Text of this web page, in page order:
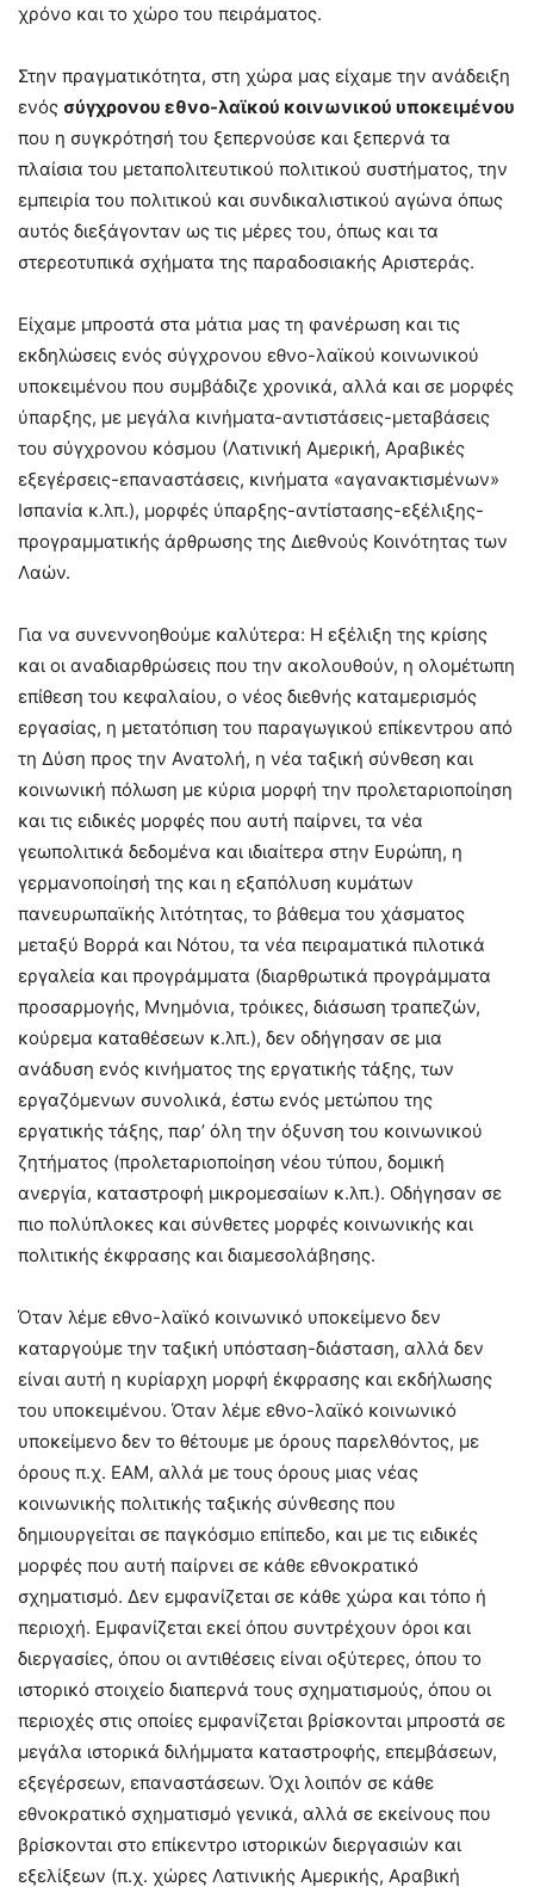
χρόνο και το χώρο του πειράματος.
Στην πραγματικότητα, στη χώρα μας είχαμε την ανάδειξη
ενός σύγχρονου εθνο-λαϊκού κοινωνικού υποκειμένου
που η συγκρότησή του ξεπερνούσε και ξεπερνά τα
πλαίσια του μεταπολιτευτικού πολιτικού συστήματος, την
εμπειρία του πολιτικού και συνδικαλιστικού αγώνα όπως
αυτός διεξάγονταν ως τις μέρες του, όπως και τα
στερεοτυπικά σχήματα της παραδοσιακής Αριστεράς.
Είχαμε μπροστά στα μάτια μας τη φανέρωση και τις
εκδηλώσεις ενός σύγχρονου εθνο-λαϊκού κοινωνικού
υποκειμένου που συμβάδιζε χρονικά, αλλά και σε μορφές
ύπαρξης, με μεγάλα κινήματα-αντιστάσεις-μεταβάσεις
του σύγχρονου κόσμου (Λατινική Αμερική, Αραβικές
εξεγέρσεις-επαναστάσεις, κινήματα «αγανακτισμένων»
Ισπανία κ.λπ.), μορφές ύπαρξης-αντίστασης-εξέλιξης-
προγραμματικής άρθρωσης της Διεθνούς Κοινότητας των
Λαών.
Για να συνεννοηθούμε καλύτερα: Η εξέλιξη της κρίσης
και οι αναδιαρθρώσεις που την ακολουθούν, η ολομέτωπη
επίθεση του κεφαλαίου, ο νέος διεθνής καταμερισμός
εργασίας, η μετατόπιση του παραγωγικού επίκεντρου από
τη Δύση προς την Ανατολή, η νέα ταξική σύνθεση και
κοινωνική πόλωση με κύρια μορφή την προλεταριοποίηση
και τις ειδικές μορφές που αυτή παίρνει, τα νέα
γεωπολιτικά δεδομένα και ιδιαίτερα στην Ευρώπη, η
γερμανοποίησή της και η εξαπόλυση κυμάτων
πανευρωπαϊκής λιτότητας, το βάθεμα του χάσματος
μεταξύ Βορρά και Νότου, τα νέα πειραματικά πιλοτικά
εργαλεία και προγράμματα (διαρθρωτικά προγράμματα
προσαρμογής, Μνημόνια, τρόικες, διάσωση τραπεζών,
κούρεμα καταθέσεων κ.λπ.), δεν οδήγησαν σε μια
ανάδυση ενός κινήματος της εργατικής τάξης, των
εργαζόμενων συνολικά, έστω ενός μετώπου της
εργατικής τάξης, παρ’ όλη την όξυνση του κοινωνικού
ζητήματος (προλεταριοποίηση νέου τύπου, δομική
ανεργία, καταστροφή μικρομεσαίων κ.λπ.). Οδήγησαν σε
πιο πολύπλοκες και σύνθετες μορφές κοινωνικής και
πολιτικής έκφρασης και διαμεσολάβησης.
Όταν λέμε εθνο-λαϊκό κοινωνικό υποκείμενο δεν
καταργούμε την ταξική υπόσταση-διάσταση, αλλά δεν
είναι αυτή η κυρίαρχη μορφή έκφρασης και εκδήλωσης
του υποκειμένου. Όταν λέμε εθνο-λαϊκό κοινωνικό
υποκείμενο δεν το θέτουμε με όρους παρελθόντος, με
όρους π.χ. ΕΑΜ, αλλά με τους όρους μιας νέας
κοινωνικής πολιτικής ταξικής σύνθεσης που
δημιουργείται σε παγκόσμιο επίπεδο, και με τις ειδικές
μορφές που αυτή παίρνει σε κάθε εθνοκρατικό
σχηματισμό. Δεν εμφανίζεται σε κάθε χώρα και τόπο ή
περιοχή. Εμφανίζεται εκεί όπου συντρέχουν όροι και
διεργασίες, όπου οι αντιθέσεις είναι οξύτερες, όπου το
ιστορικό στοιχείο διαπερνά τους σχηματισμούς, όπου οι
περιοχές στις οποίες εμφανίζεται βρίσκονται μπροστά σε
μεγάλα ιστορικά διλήμματα καταστροφής, επεμβάσεων,
εξεγέρσεων, επαναστάσεων. Όχι λοιπόν σε κάθε
εθνοκρατικό σχηματισμό γενικά, αλλά σε εκείνους που
βρίσκονται στο επίκεντρο ιστορικών διεργασιών και
εξελίξεων (π.χ. χώρες Λατινικής Αμερικής, Αραβική